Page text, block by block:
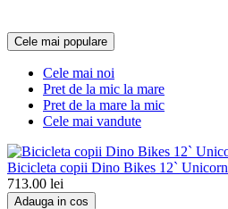
Cele mai populare
Cele mai noi
Pret de la mic la mare
Pret de la mare la mic
Cele mai vandute
Bicicleta copii Dino Bikes 12` Unicorn
713.00 lei
Adauga in cos